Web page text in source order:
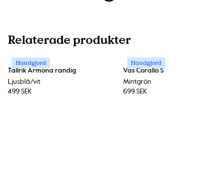
Relaterade produkter
Handgjord
Tallrik Armona randig
Ljusblå/vit
499 SEK
Handgjord
Vas Corallo S
Mintgrön
699 SEK